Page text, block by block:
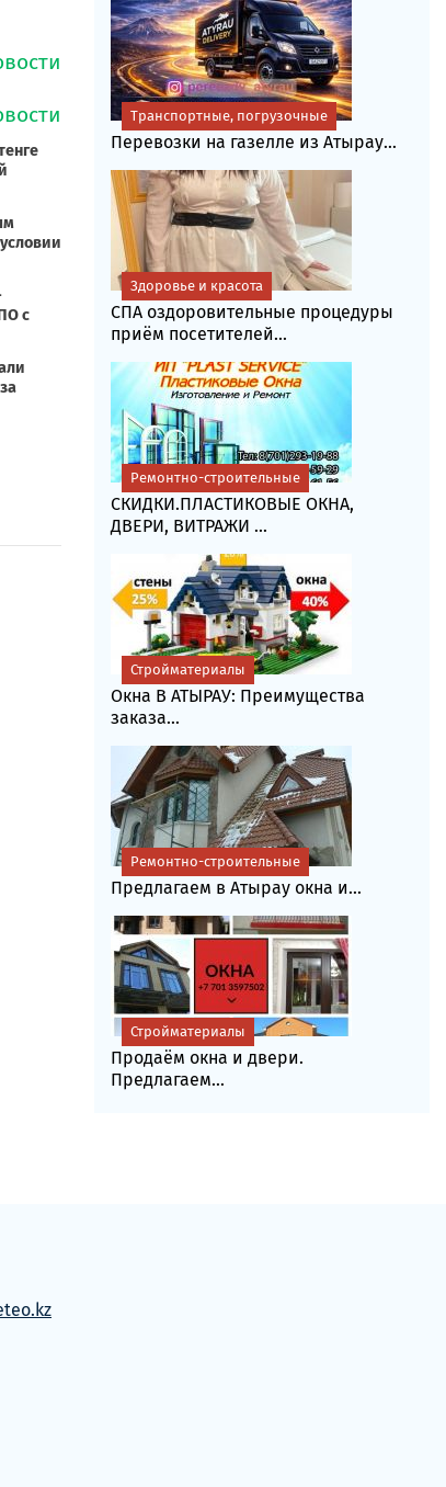
Перевозки на газелле из Атырау...
Транспортные, погрузочные
СПА оздоровительные процедуры
приём посетителей...
Здоровье и красота
СКИДКИ.ПЛАСТИКОВЫЕ ОКНА,
ДВЕРИ, ВИТРАЖИ ...
Ремонтно-строительные
Окна В АТЫРАУ: Преимущества
заказа...
Стройматериалы
Предлагаем в Атырау окна и...
Ремонтно-строительные
Продаём окна и двери.
Предлагаем...
Стройматериалы